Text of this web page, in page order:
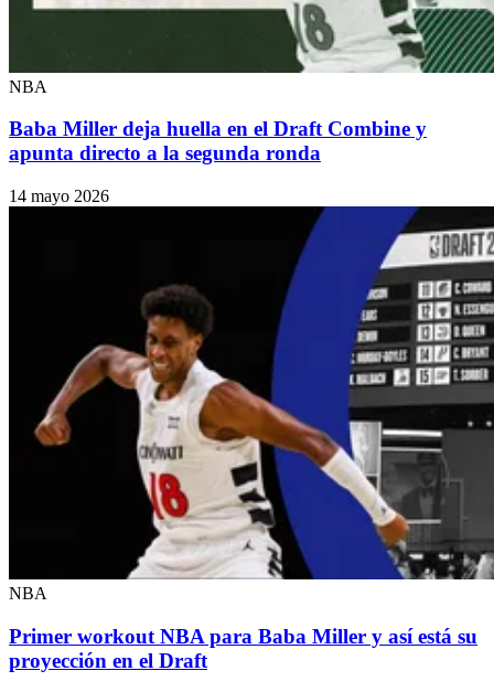
NBA
Baba Miller deja huella en el Draft Combine y
apunta directo a la segunda ronda
14 mayo 2026
NBA
Primer workout NBA para Baba Miller y así está su
proyección en el Draft